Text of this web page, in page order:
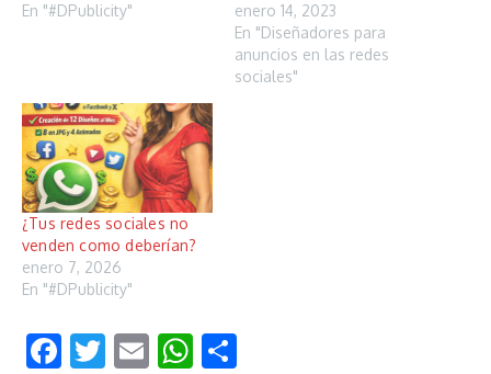
En "#DPublicity"
enero 14, 2023
En "Diseñadores para
anuncios en las redes
sociales"
¿Tus redes sociales no
venden como deberían?
enero 7, 2026
En "#DPublicity"
Facebook
Twitter
EmailWhatsApp